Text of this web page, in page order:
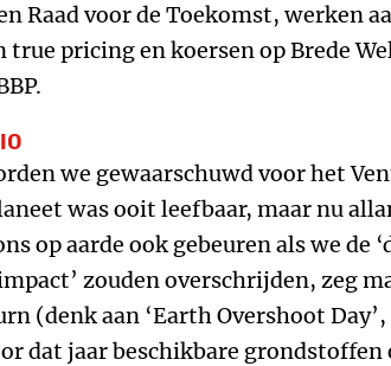
Raad voor de Toekomst, werken
true pricing en koersen op Brede
we gewaarschuwd voor het
was ooit leefbaar, maar nu
op aarde ook gebeuren als we de
zouden overschrijden, zeg
(denk aan ‘Earth Overshoot Day’,
dat jaar beschikbare